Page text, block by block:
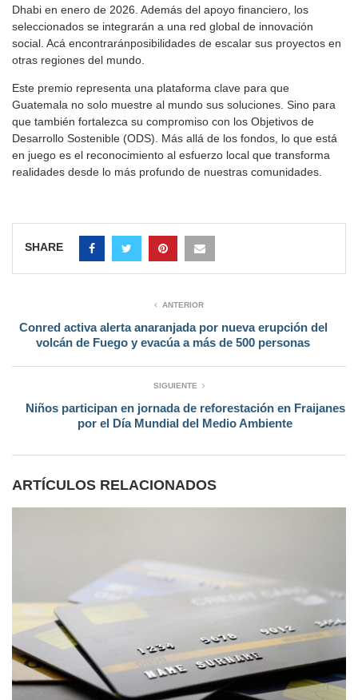
Dhabi en enero de 2026. Además del apoyo financiero, los
seleccionados se integrarán a una red global de innovación
social. Acá encontraránposibilidades de escalar sus proyectos en
otras regiones del mundo.
Este premio representa una plataforma clave para que
Guatemala no solo muestre al mundo sus soluciones. Sino para
que también fortalezca su compromiso con los Objetivos de
Desarrollo Sostenible (ODS). Más allá de los fondos, lo que está
en juego es el reconocimiento al esfuerzo local que transforma
realidades desde lo más profundo de nuestras comunidades.
SHARE
ANTERIOR
Conred activa alerta anaranjada por nueva erupción del
volcán de Fuego y evacúa a más de 500 personas
SIGUIENTE
Niños participan en jornada de reforestación en Fraijanes
por el Día Mundial del Medio Ambiente
ARTÍCULOS RELACIONADOS